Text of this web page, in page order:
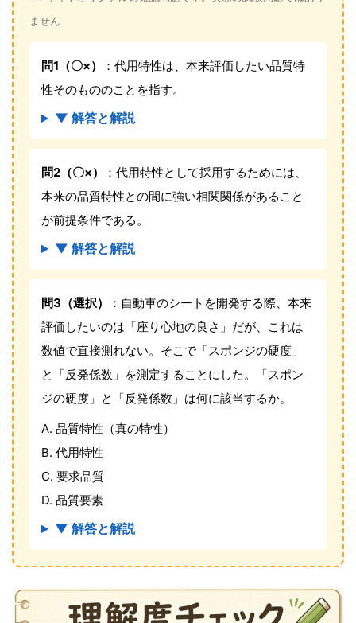
ません
問1（〇×）
：代用特性は、本来評価したい品質特
性そのもののことを指す。
▼ 解答と解説
問2（〇×）
：代用特性として採用するためには、
本来の品質特性との間に強い相関関係があること
が前提条件である。
▼ 解答と解説
問3（選択）
：自動車のシートを開発する際、本来
評価したいのは「座り心地の良さ」だが、これは
数値で直接測れない。そこで「スポンジの硬度」
と「反発係数」を測定することにした。「スポン
ジの硬度」と「反発係数」は何に該当するか。
A. 品質特性（真の特性）
B. 代用特性
C. 要求品質
D. 品質要素
▼ 解答と解説